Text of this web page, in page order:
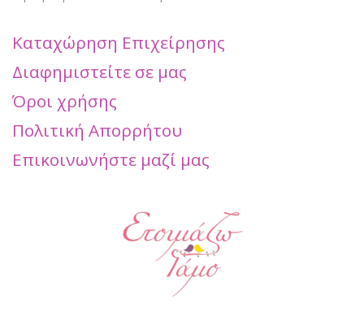
Καταχώρηση Επιχείρησης
Διαφημιστείτε σε μας
Όροι χρήσης
Πολιτική Απορρήτου
Επικοινωνήστε μαζί μας